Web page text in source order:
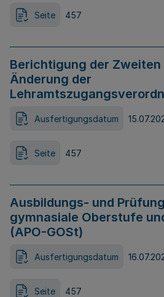
Seite 457
Berichtigung der
Änderung der
Ausfertigungsdatum
Seite 457
Ausbildungs- und
gymnasiale Oberstufe
(APO-GOSt)
Ausfertigungsdatum
Seite 457